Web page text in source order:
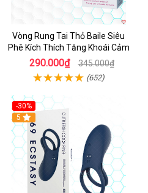
Vòng Rung Tai Thỏ Baile Siêu
Phê Kích Thích Tăng Khoái Cảm
290.000₫ 345.000₫
(652)
-30%
Hot
5